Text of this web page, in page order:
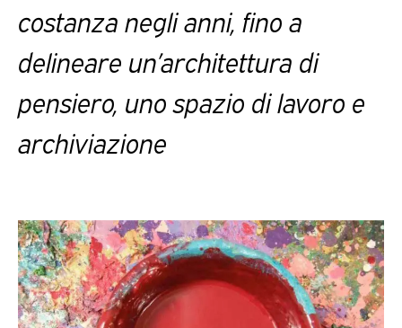
costanza negli anni, fino a
delineare un’architettura di
pensiero, uno spazio di lavoro e
archiviazione